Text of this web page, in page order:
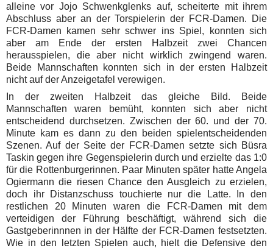
alleine vor Jojo Schwenkglenks auf, scheiterte mit ihrem
Abschluss aber an der Torspielerin der FCR-Damen.
Die
FCR-Damen kamen sehr schwer ins Spiel, konnten sich
aber am Ende der ersten Halbzeit zwei Chancen
herausspielen, die aber nicht wirklich zwingend waren.
Beide Mannschaften konnten sich in der ersten Halbzeit
nicht auf der Anzeigetafel verewigen.
In der zweiten Halbzeit das gleiche Bild. Beide
Mannschaften waren bemüht, konnten sich aber nicht
entscheidend durchsetzen. Zwischen der 60. und der 70.
Minute kam es dann zu den beiden spielentscheidenden
Szenen. Auf der Seite der FCR-Damen setzte sich Büsra
Taskin gegen ihre Gegenspielerin durch und erzielte das 1:0
für die Rottenburgerinnen. Paar Minuten später hatte Angela
Ogiermann die riesen Chance den Ausgleich zu erzielen,
doch ihr Distanzschuss touchierte nur die Latte.
In den
restlichen 20 Minuten waren die FCR-Damen mit dem
verteidigen der Führung beschäftigt, während sich die
Gastgeberinnnen in der Hälfte der FCR-Damen festsetzten.
Wie in den letzten Spielen auch, hielt die Defensive den